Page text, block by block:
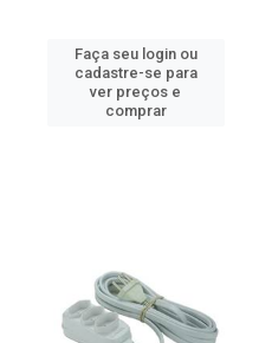
Faça seu login ou
cadastre-se para
ver preços e
comprar